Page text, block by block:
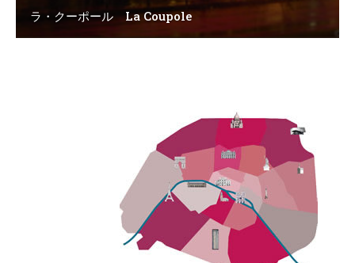
ラ・クーポール La Coupole